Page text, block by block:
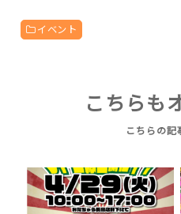
イベント
こちらも